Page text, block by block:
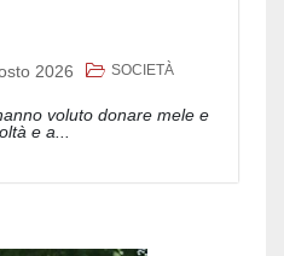
2026 SOCIETÀ
voluto donare mele e
e a...